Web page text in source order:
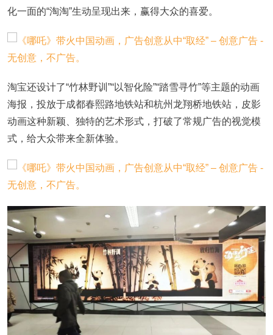
化一面的“淘淘”生动呈现出来，赢得大众的喜爱。
淘宝还设计了“竹林野训”“以智化险”“踏雪寻竹”等主题的动画
海报，投放于成都春熙路地铁站和杭州龙翔桥地铁站，皮影
动画这种新颖、独特的艺术形式，打破了常规广告的视觉模
式，给大众带来全新体验。